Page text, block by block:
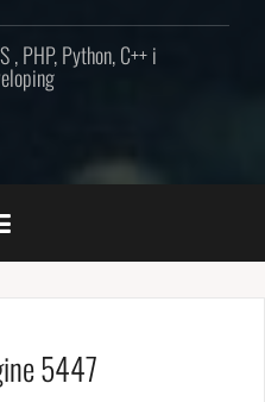
, PHP, Python, C++ i
5447